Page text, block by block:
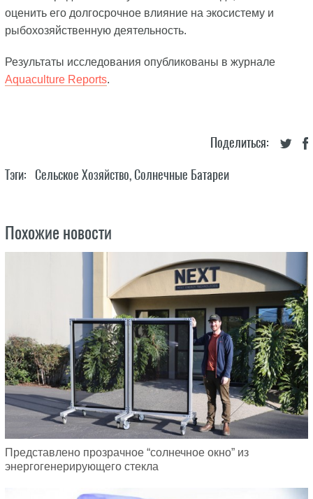
оценить его долгосрочное влияние на экосистему и
рыбохозяйственную деятельность.
Результаты исследования опубликованы в журнале
Aquaculture Reports.
Поделиться:
Тэги: Сельское Хозяйство,Солнечные Батареи
Похожие новости
Представлено прозрачное “солнечное окно” из
энергогенерирующего стекла